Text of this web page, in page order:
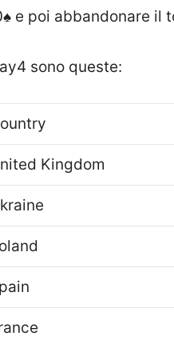
e poi abbandonare il
sono queste:
Kingdom